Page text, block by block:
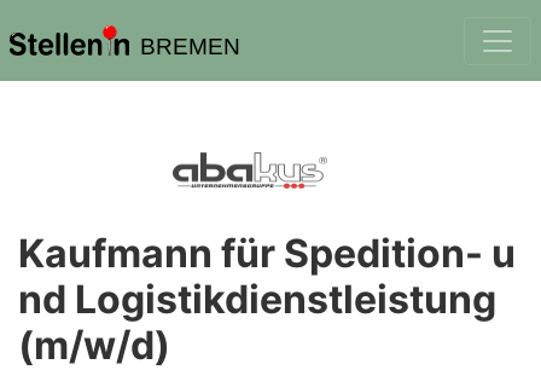
BREMEN
Kaufmann für Spedition- u
nd Logistikdienstleistung
(m/w/d)